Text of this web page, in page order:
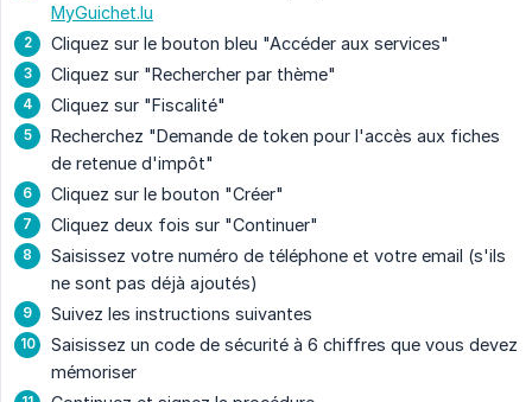
MyGuichet.lu
Cliquez sur le bouton bleu "Accéder aux services"
Cliquez sur "Rechercher par thème"
Cliquez sur "Fiscalité"
Recherchez "Demande de token pour l'accès aux fiches
de retenue d'impôt"
Cliquez sur le bouton "Créer"
Cliquez deux fois sur "Continuer"
Saisissez votre numéro de téléphone et votre email (s'ils
ne sont pas déjà ajoutés)
Suivez les instructions suivantes
Saisissez un code de sécurité à 6 chiffres que vous devez
mémoriser